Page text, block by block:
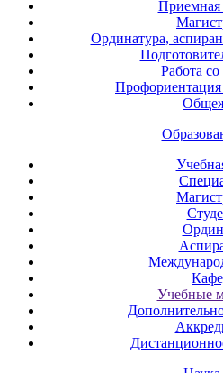
Приемная
Ординатура,
Работа
Учебные